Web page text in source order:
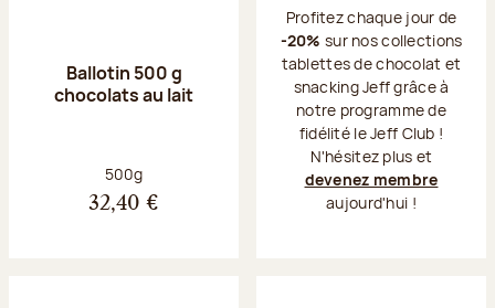
Ballotin 500 g
chocolats au lait
Poids net :
500g
32,40 €
Profitez chaque jour de
-20% sur nos collections
tablettes de chocolat et
snacking Jeff grâce à
notre programme de
fidélité le Jeff Club !
N'hésitez plus et
devenez membre
aujourd'hui !